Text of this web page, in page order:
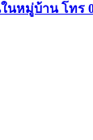
หมู่บ้าน โทร